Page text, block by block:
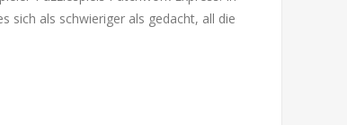
sich als schwieriger als gedacht, all die